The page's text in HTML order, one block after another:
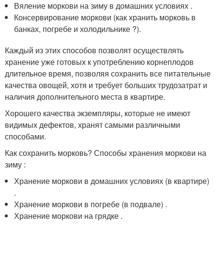
Вяление моркови на зиму в домашних условиях .
Консервирование моркови (как хранить морковь в
банках, погребе и холодильнике ?).
Каждый из этих способов позволят осуществлять
хранение уже готовых к употреблению корнеплодов
длительное время, позволяя сохранить все питательные
качества овощей, хотя и требует больших трудозатрат и
наличия дополнительного места в квартире.
Хорошего качества экземпляры, которые не имеют
видимых дефектов, хранят самыми различными
способами.
Как сохранить морковь? Способы хранения моркови на
зиму :
Хранение моркови в домашних условиях (в квартире)
.
Хранение моркови в погребе (в подвале) .
Хранение моркови на грядке .